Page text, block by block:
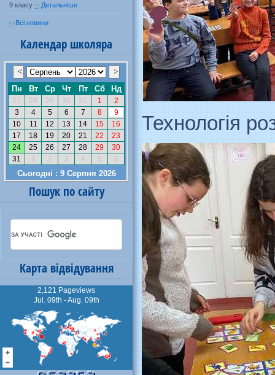
9 класу
Детальніше
Всі новини
Календар школяра
Пошук по сайту
Карта відвідування
2,121 Pageviews
Jul. 09th - Aug. 09th
Технологія